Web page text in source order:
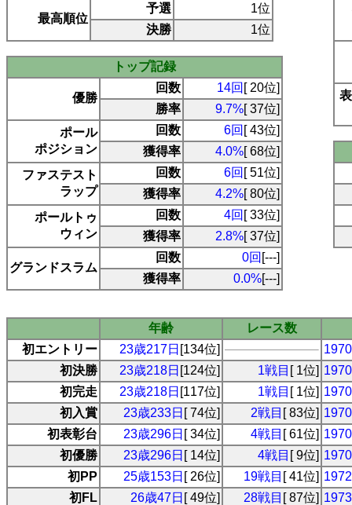
最高順位
予選
1位
決勝
1位
トップ記録
優勝
回数 14回 [ 20位]
勝率
9.7%[ 37位]
ポール
ポジション
回数 6回 [ 43位]
獲得率
4.0%[ 68位]
ファステスト
ラップ
回数 6回 [ 51位]
獲得率
4.2%[ 80位]
ポールトゥ
ウィン
回数 4回 [ 33位]
獲得率
2.8%[ 37位]
グランドスラム
回数 0回 [---]
獲得率
0.0%[---]
年齢
レース数
初エントリー
23歳217日 [134位]
初決勝
23歳218日 [124位] 1戦目 [ 1位]
初完走
23歳218日 [117位] 1戦目 [ 1位]
初入賞
23歳233日 [ 74位] 2戦目 [ 83位]
初表彰台
23歳296日 [ 34位] 4戦目 [ 61位]
初優勝
23歳296日 [ 14位] 4戦目 [ 9位]
初PP
25歳153日 [ 26位] 19戦目 [ 41位]
初FL
26歳47日 [ 49位] 28戦目 [ 87位]